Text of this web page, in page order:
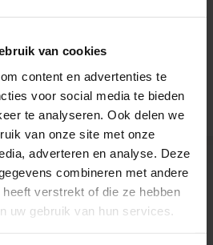
van cookies
content en advertenties te
voor social media te bieden
te analyseren. Ook delen we
van onze site met onze
adverteren en analyse. Deze
combineren met andere
verstrekt of die ze hebben
uw gebruik van hun services.
artikelen